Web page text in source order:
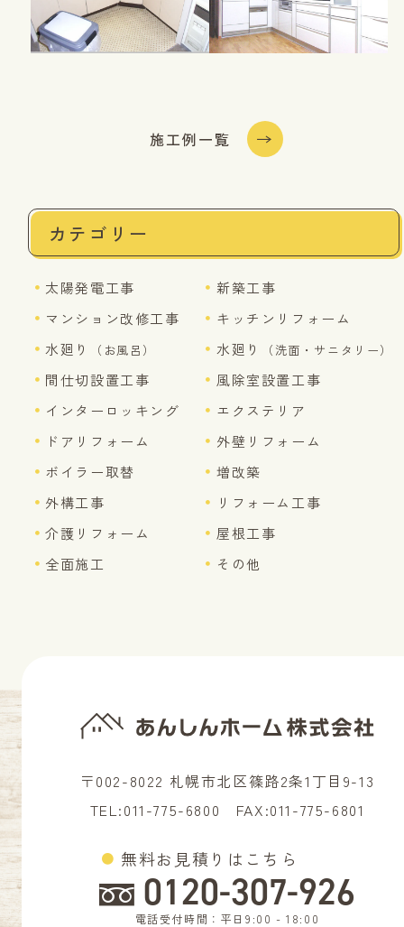
施工例一覧
カテゴリー
太陽発電工事
新築工事
マンション改修工事
キッチンリフォーム
水廻り
（お風呂） 水廻り （洗面・サニタリー）
間仕切設置工事
風除室設置工事
インターロッキング
エクステリア
ドアリフォーム
外壁リフォーム
ボイラー取替
増改築
外構工事
リフォーム工事
介護リフォーム
屋根工事
全面施工
その他
〒002-8022 札幌市北区篠路2条1丁目9-13
TEL:011-775-6800 FAX:011-775-6801
無料お見積りはこちら
0120-307-926
電話受付時間：平日9:00 - 18:00